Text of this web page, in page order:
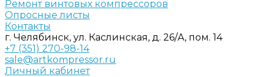
Ремонт винтовых компрессоров
Опросные листы
Контакты
г. Челябинск, ул. Каслинская, д. 26/А, пом. 14
+7 (351) 270-98-14
sale@artkompressor.ru
Личный кабинет